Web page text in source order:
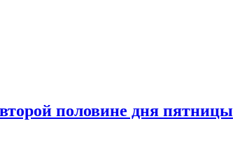
половине дня пятницы